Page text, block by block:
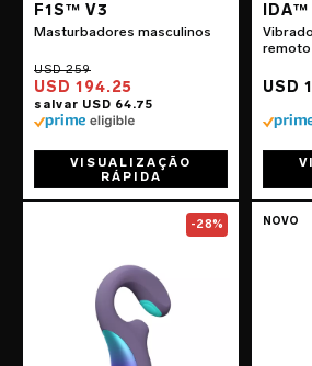
F1S™ V3
Masturbadores masculinos
USD 194.25
VISUALIZAÇÃO
RÁPIDA
IDA™
remoto
USD
Go to theENIGMA™
-28% NOVO